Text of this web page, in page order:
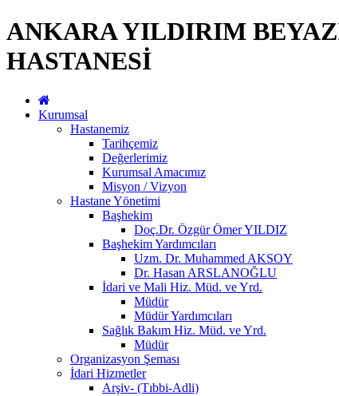
ANKARA YILDIRIM
HASTANESİ
Kurumsal
Hastanemiz
Tarihçemiz
Değerlerimiz
Kurumsal Amacımız
Misyon / Vizyon
Hastane Yönetimi
Başhekim
Doç.Dr. Özgür Ömer YILDIZ
Başhekim Yardımcıları
Uzm. Dr. Muhammed AKSOY
Dr. Hasan ARSLANOĞLU
İdari ve Mali Hiz. Müd. ve Yrd.
Müdür
Müdür Yardımcıları
Sağlık Bakım Hiz. Müd. ve Yrd.
Müdür
Organizasyon Şeması
İdari Hizmetler
Arşiv- (Tıbbi-Adli)